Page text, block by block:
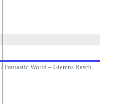
/ Fantastic World – Gierens Rasch